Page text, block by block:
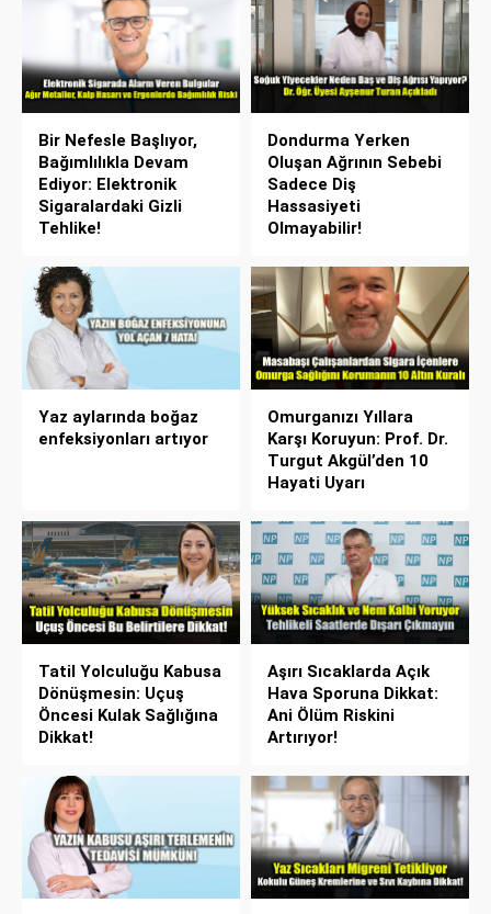
Bir Nefesle Başlıyor,
Bağımlılıkla Devam
Ediyor: Elektronik
Sigaralardaki Gizli
Tehlike!
Dondurma Yerken
Oluşan Ağrının Sebebi
Sadece Diş
Hassasiyeti
Olmayabilir!
Yaz aylarında boğaz
enfeksiyonları artıyor
Omurganızı Yıllara
Karşı Koruyun: Prof. Dr.
Turgut Akgül’den 10
Hayati Uyarı
Tatil Yolculuğu Kabusa
Dönüşmesin: Uçuş
Öncesi Kulak Sağlığına
Dikkat!
Aşırı Sıcaklarda Açık
Hava Sporuna Dikkat:
Ani Ölüm Riskini
Artırıyor!